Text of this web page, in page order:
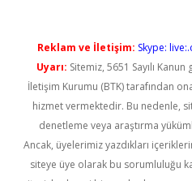
Reklam ve İletişim: Skype:
Uyarı: Sitemiz, 5651 Sayılı
İletişim Kurumu (BTK) tarafından
hizmet vermektedir. Bu nedenle,
denetleme veya araştırma
Ancak, üyelerimiz yazdıkları
siteye üye olarak bu sorumluluğu